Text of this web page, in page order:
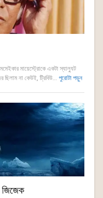
মায়েস্ট্রোকে একটা স্যাল্যুট
ছিলাম না কেউই, ট্রিবিউ... পুরোটা পড়ুন
জিজেক